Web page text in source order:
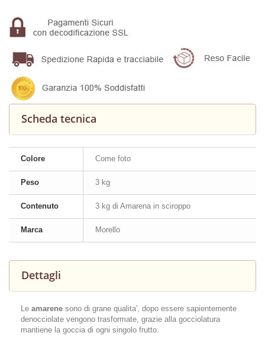
Scheda tecnica
Colore Come foto
Peso 3 kg
Contenuto 3 kg di Amarena in sciroppo
Marca Morello
Dettagli
Le amarene sono di grane qualita', dopo essere sapientemente
denocciolate vengono trasformate, grazie alla gocciolatura
mantiene la goccia di ogni singolo frutto.